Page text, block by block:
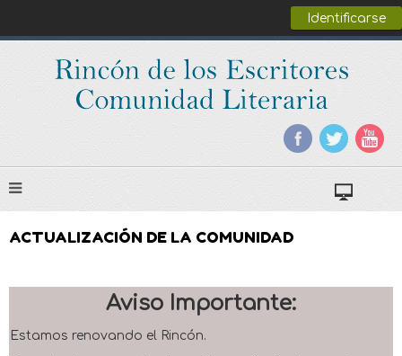
Identificarse
ACTUALIZACIÓN DE LA COMUNIDAD
Aviso Importante:
Estamos renovando el Rincón.